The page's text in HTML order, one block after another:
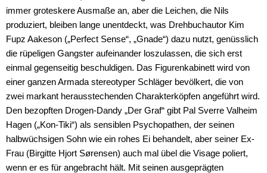
immer groteskere Ausmaße an, aber die Leichen, die Nils
produziert, bleiben lange unentdeckt, was Drehbuchautor Kim
Fupz Aakeson („Perfect Sense“, „Gnade“) dazu nutzt, genüsslich
die rüpeligen Gangster aufeinander loszulassen, die sich erst
einmal gegenseitig beschuldigen. Das Figurenkabinett wird von
einer ganzen Armada stereotyper Schläger bevölkert, die von
zwei markant herausstechenden Charakterköpfen angeführt wird.
Den bezopften Drogen-Dandy „Der Graf“ gibt Pal Sverre Valheim
Hagen („Kon-Tiki“) als sensiblen Psychopathen, der seinen
halbwüchsigen Sohn wie ein rohes Ei behandelt, aber seiner Ex-
Frau (Birgitte Hjort Sørensen) auch mal übel die Visage poliert,
wenn er es für angebracht hält. Mit seinen ausgeprägten